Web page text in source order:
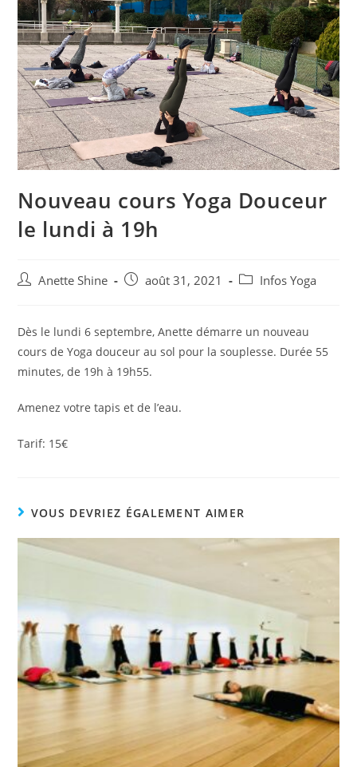
Nouveau cours Yoga Douceur
le lundi à 19h
Auteur/autrice
publication :
Anette Shine
Postaoût 31, 2021
PostInfos Yoga
Dès le lundi 6 septembre, Anette démarre un nouveau
cours de Yoga douceur au sol pour la souplesse. Durée 55
minutes, de 19h à 19h55.
Amenez votre tapis et de l’eau.
Tarif: 15€
VOUS DEVRIEZ ÉGALEMENT AIMER